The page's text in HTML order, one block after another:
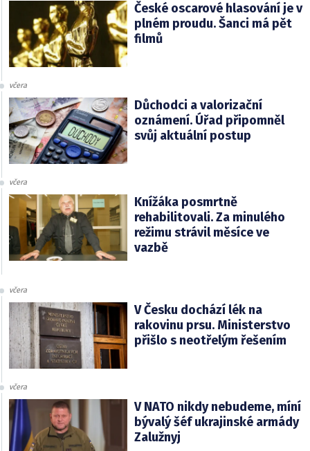
České oscarové hlasování je v
plném proudu. Šanci má pět
filmů
včera
Důchodci a valorizační
oznámení. Úřad připomněl
svůj aktuální postup
včera
Knížáka posmrtně
rehabilitovali. Za minulého
režimu strávil měsíce ve
vazbě
včera
V Česku dochází lék na
rakovinu prsu. Ministerstvo
přišlo s neotřelým řešením
včera
V NATO nikdy nebudeme, míní
bývalý šéf ukrajinské armády
Zalužnyj